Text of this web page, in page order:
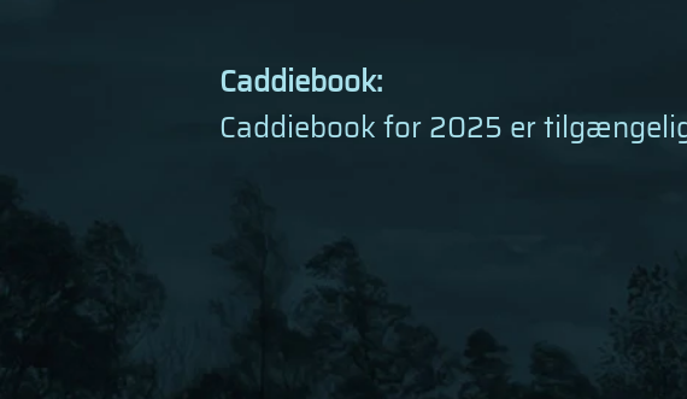
Caddiebook:
Caddiebook for 2025 er